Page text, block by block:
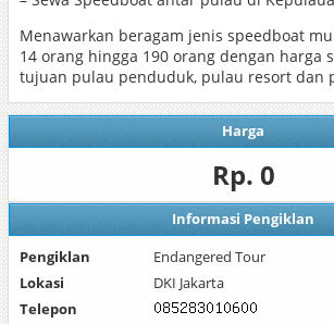
Menawarkan beragam jenis speedboat
14 orang hingga 190 orang dengan harga
tujuan pulau penduduk, pulau resort dan
Harga
Rp. 0
Informasi Pengiklan
Pengiklan
Endangered Tour
Lokasi
DKI Jakarta
Telepon